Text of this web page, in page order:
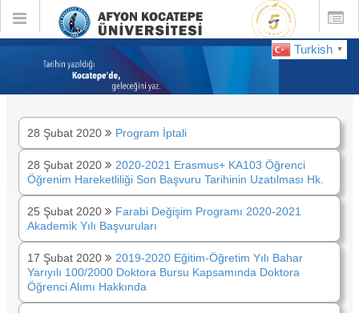
Toggle
global
Toggle
Turkish ▼
Şubat 2020
28 Şubat 2020 Program İptali
28 Şubat 2020
2020-2021 Erasmus+ KA103 Öğrenci
Öğrenim Hareketliliği Son Başvuru Tarihinin Uzatılması Hk.
25 Şubat 2020
Farabi Değişim Programı 2020-2021
Akademik Yılı Başvuruları
17 Şubat 2020
2019-2020 Eğitim-Öğretim Yılı Bahar
Yarıyılı 100/2000 Doktora Bursu Kapsamında Doktora
Öğrenci Alımı Hakkında